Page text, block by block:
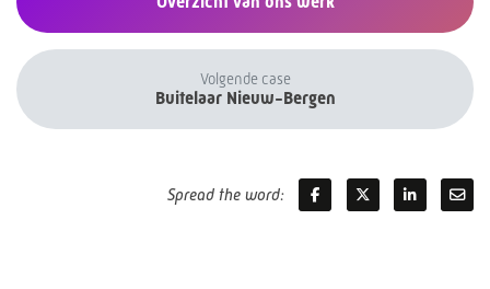
Volgende case
Buitelaar Nieuw-Bergen
Spread the word: